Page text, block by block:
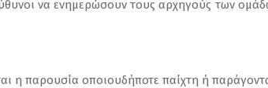
να ενημερώσουν τους αρχηγούς των
η παρουσία οποιουδήποτε παίχτη ή